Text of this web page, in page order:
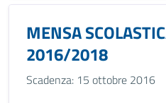
MENSA
2016/2018
Scadenza: 15 ottobre 2016